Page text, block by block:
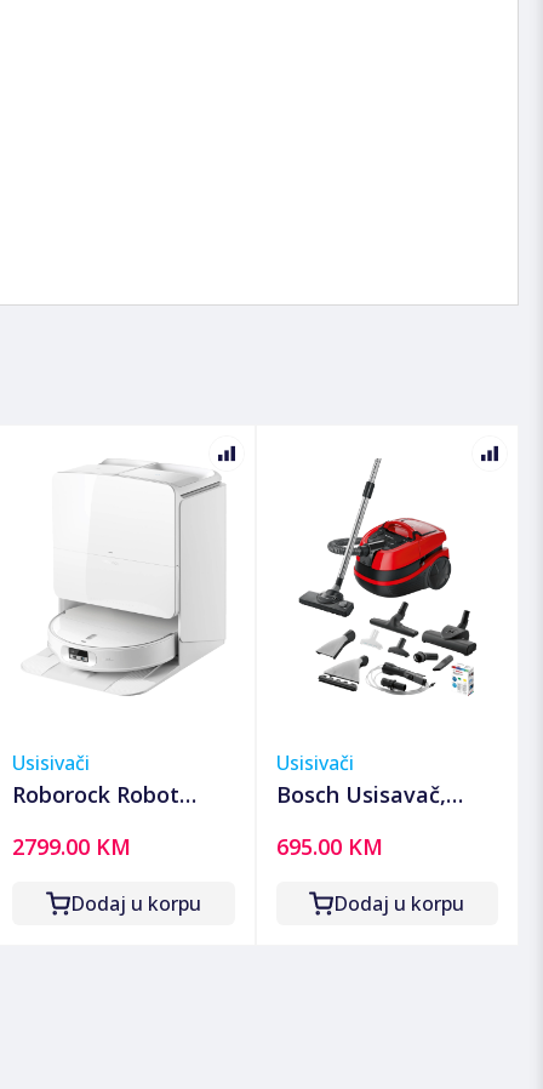
Usisivači
Roborock Robot
stanicom za
pražnjenje,
2799.00 KM
Dodaj u korpu
Usisivači
Bosch Usisavač,
suho usisavanje,
ProAnimal -
695.00 KM
Dodaj u korpu